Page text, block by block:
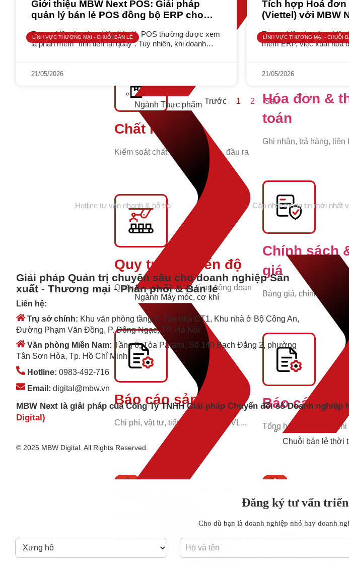
Tính toán giá thành chính xác
Chất lượng
Kiểm soát chất lượng đầu vào, đầu ra
Quy trình & tiến độ
Quản lý chi tiết tiến độ từng công đoạn
Báo cáo sản xuất
Chi phí, vật tư, tiến độ, tồn kho NVL...
Hóa đơn &
toán
Ghi nhận, trả hàng, liên
Chính sách
giá
Bảng giá, chính sách,
Báo cáo
Tổng hợp, phân tích chi
Quản trị khách hàng, bán hàng, bán lẻ
đa kênh, giao hàng, CRM, logistic...
TÀI CHÍNH -
TOÁN
Quản lý hoạt động tài
Ngành Thực phẩm
Ngành Máy móc, cơ khí
Chuỗi bán lẻ thời
LĨNH VỰC THƯƠNG MẠI - CHUỖI BÁN LẺ
Giới thiệu MBW Next POS: Giải pháp
quản lý bán lẻ POS đồng bộ ERP cho
Trong nhiều doanh nghiệp bán lẻ, POS thường được xem
là phần mềm “tính tiền tại quầy”. Tuy nhiên, khi doanh
21/05/2026
LĨNH VỰC THƯƠNG MẠI - CHUỖI
Tích hợp Hoá
(Viettel) với MBW
Trong nhiều doanh
mềm ERP, việc xuất hóa
21/05/2026
Trước 1 2 Sau
Hotline tư vấn nhanh & hỗ trợ Cập nhật thông tin mới nhất
Giải pháp Quản trị chuyên sâu cho doanh nghiệp Sản
xuất - Thương mại - Phân phối & Bán lẻ
Liên hệ:
Trụ sở chính: Khu văn phòng tầng 3, Tòa nhà CT1, Khu nhà ở Bộ Công An,
Đường Phạm Văn Đồng, P. Đông Ngạc, TP. Hà Nội
Văn phòng Miền Nam: Tầng 6, Tòa Parami, Số 140 Bạch Đằng 2, phường
Tân Sơn Hòa, Tp. Hồ Chí Minh
Hotline: 0983-492-716
Email: digital@mbw.vn
MBW Next là giải pháp của Công Ty TNHH Giải pháp Chuyển đổi số Doanh
Digital)
© 2025 MBW Digital. All Rights Reserved.
Đăng ký tư vấn
Cho dù bạn là doanh nghiệp nhỏ hay doanh